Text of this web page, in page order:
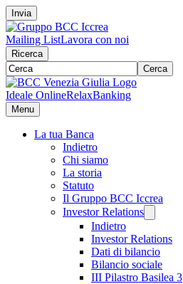
Invia
Mailing ListLavora con noi
Ricerca
Cerca
Ideale OnlineRelaxBanking
Menu
La tua Banca
Indietro
Chi siamo
La storia
Statuto
Il Gruppo BCC Iccrea
Investor Relations
Indietro
Investor Relations
Dati di bilancio
Bilancio sociale
III Pilastro Basilea 3